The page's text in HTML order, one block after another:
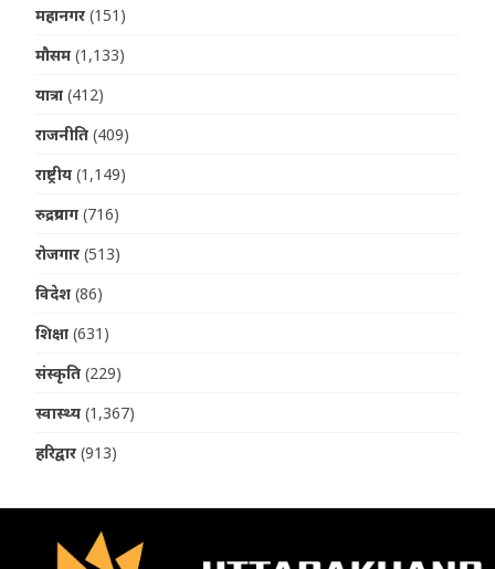
महानगर (151)
मौसम (1,133)
यात्रा (412)
राजनीति (409)
राष्ट्रीय (1,149)
रुद्रप्रयाग (716)
रोजगार (513)
विदेश (86)
शिक्षा (631)
संस्कृति (229)
स्वास्थ्य (1,367)
हरिद्वार (913)